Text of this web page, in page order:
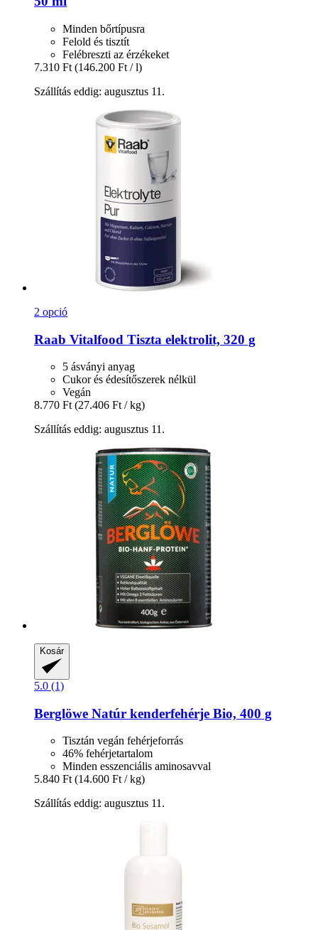
Minden bőrtípusra
Felold és tisztít
Felébreszti az érzékeket
7.310 Ft (146.200 Ft / l)
Szállítás eddig: augusztus 11.
2 opció
Raab Vitalfood Tiszta elektrolit, 320 g
5 ásványi anyag
Cukor és édesítőszerek nélkül
Vegán
8.770 Ft (27.406 Ft / kg)
Szállítás eddig: augusztus 11.
Kosár
5.0 (1)
Berglöwe Natúr kenderfehérje Bio, 400 g
Tisztán vegán fehérjeforrás
46% fehérjetartalom
Minden esszenciális aminosavval
5.840 Ft (14.600 Ft / kg)
Szállítás eddig: augusztus 11.